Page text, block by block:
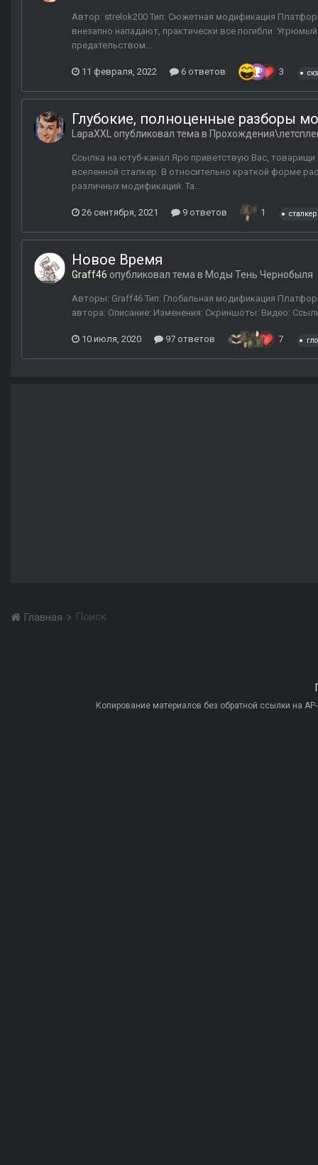
Автор: strelok200 Тип: Сюжетная модификация
внезапно нападают, практически все погибли.
предательством....
11 февраля, 2022 6 ответов 3
Глубокие, полноценные разборы
LapaXXL опубликовал тема в
Ссылка на ютуб-канал Яро приветствую Вас,
вселенной сталкер. В относительно краткой форме
различных модификаций. Та...
26 сентября, 2021 9 ответов 1 сталкер
Новое Время
Graff46 опубликовал тема в Моды Тень Чернобыля
Авторы: Graff46 Тип: Глобальная модификация
автора: Описание: Изменения: Скриншоты: Видео:
10 июля, 2020 97 ответов 7
Главная Поиск
Копирование материалов без обратной ссылки на